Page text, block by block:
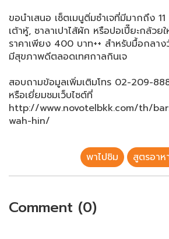
ขอนำเสนอ เซ็ตเมนูติ่มซำเจที่มีมากถึง
เต้าหู้, ซาลาเปาไส้ผัก หรือปอเปี๊ยะกล้ว
ราคาเพียง 400 บาท++ สำหรับมื้อกลา
มีสุขภาพดีตลอดเทศกาลกินเจ
สอบถามข้อมูลเพิ่มเติมโทร 02-209-
หรือเยี่ยมชมเว็บไซต์ที่
http://www.novotelbkk.com/th/
wah-hin/
พาไปชิม สูตรอาห
Comment (0)